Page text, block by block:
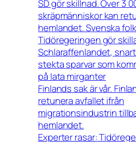
SD gör skillnad. Över 3
skräpmänniskor kan
hemlandet. Svenska
Tidöregeringen gör
Schlaraffenlandet,
stekta sparvar som
på lata mirganter
Finlands sak är vår.
retunera avfallet ifrån
migrationsindustrin
hemlandet.
Experter rasar: